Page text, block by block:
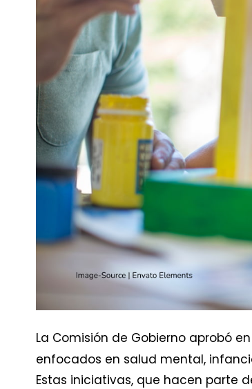
La Comisión de Gobierno aprobó
enfocados en salud mental,
Estas iniciativas, que hacen parte